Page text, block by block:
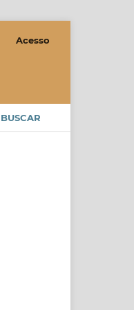
BUSCAR
Acesso